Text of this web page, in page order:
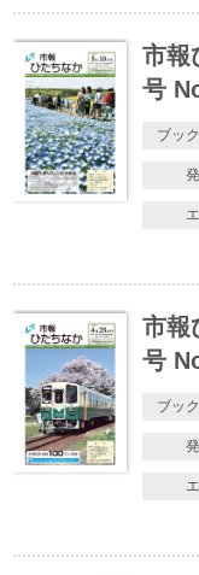
市報
号
ブッ
市報
号
ブッ